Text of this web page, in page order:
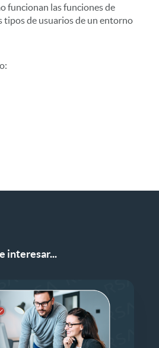
funcionan las funciones de
tipos de usuarios de un entorno
interesar...